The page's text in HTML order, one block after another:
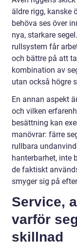
äldre rigg, kanske
behöva ses över
nya, starkare
rullsystem får
och bättre på att
kombination av
utan också högre
En annan aspekt
och vilken
besättning kan
manövrar: färre
rullbara
hanterbarhet, inte
de faktiskt
smyger sig på
Service,
varför
skillnad